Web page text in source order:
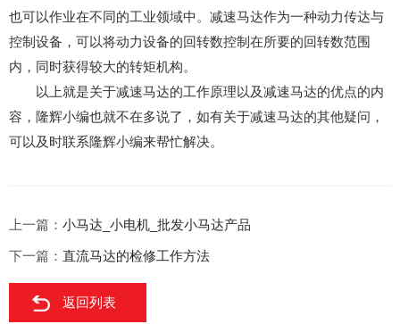
也可以作业在不同的工业领域中。减速马达作为一种动力传达与
控制设备，可以将动力设备的回转数控制在所要的回转数范围
内，同时获得较大的转矩机构。
以上就是关于减速马达的工作原理以及减速马达的优点的内
容，隆辉小编也就不在多说了，如有关于减速马达的其他疑问，
可以及时联系隆辉小编来帮忙解决。
上一篇： 小马达_小电机_批发小马达产品
下一篇： 直流马达的检修工作方法
返回列表